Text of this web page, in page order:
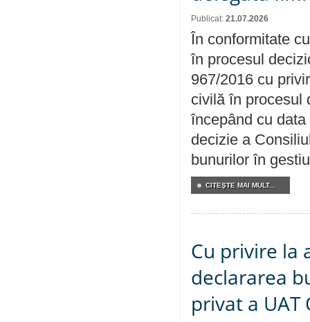
Publicat: 21.07.2026
În conformitate
în procesul
967/2016 cu
civilă în procesul
începând cu
decizie a
bunurilor în
CITEŞTE MAI MULT...
Cu privire la
declararea
privat a UAT